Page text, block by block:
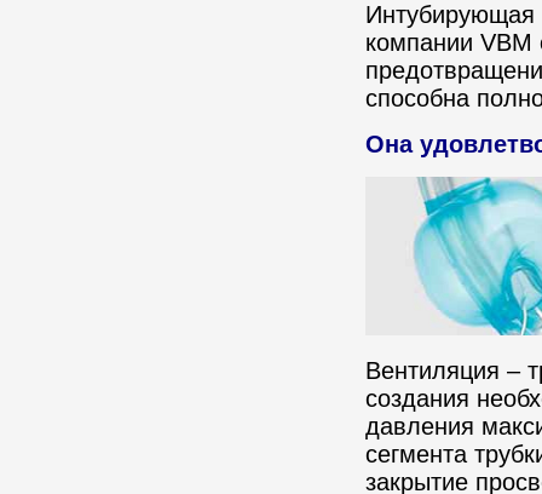
Интубирующая
компании
способна
Она
Вентиляция –
создания
давления
сегмента
закрытие